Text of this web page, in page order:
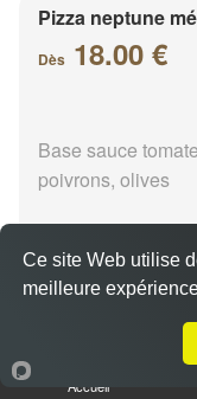
Pizza neptune
Dès 18.00 €
Base sauce
poivrons, olives
Pizza
Accueil
Ce site Web utilise
meilleure